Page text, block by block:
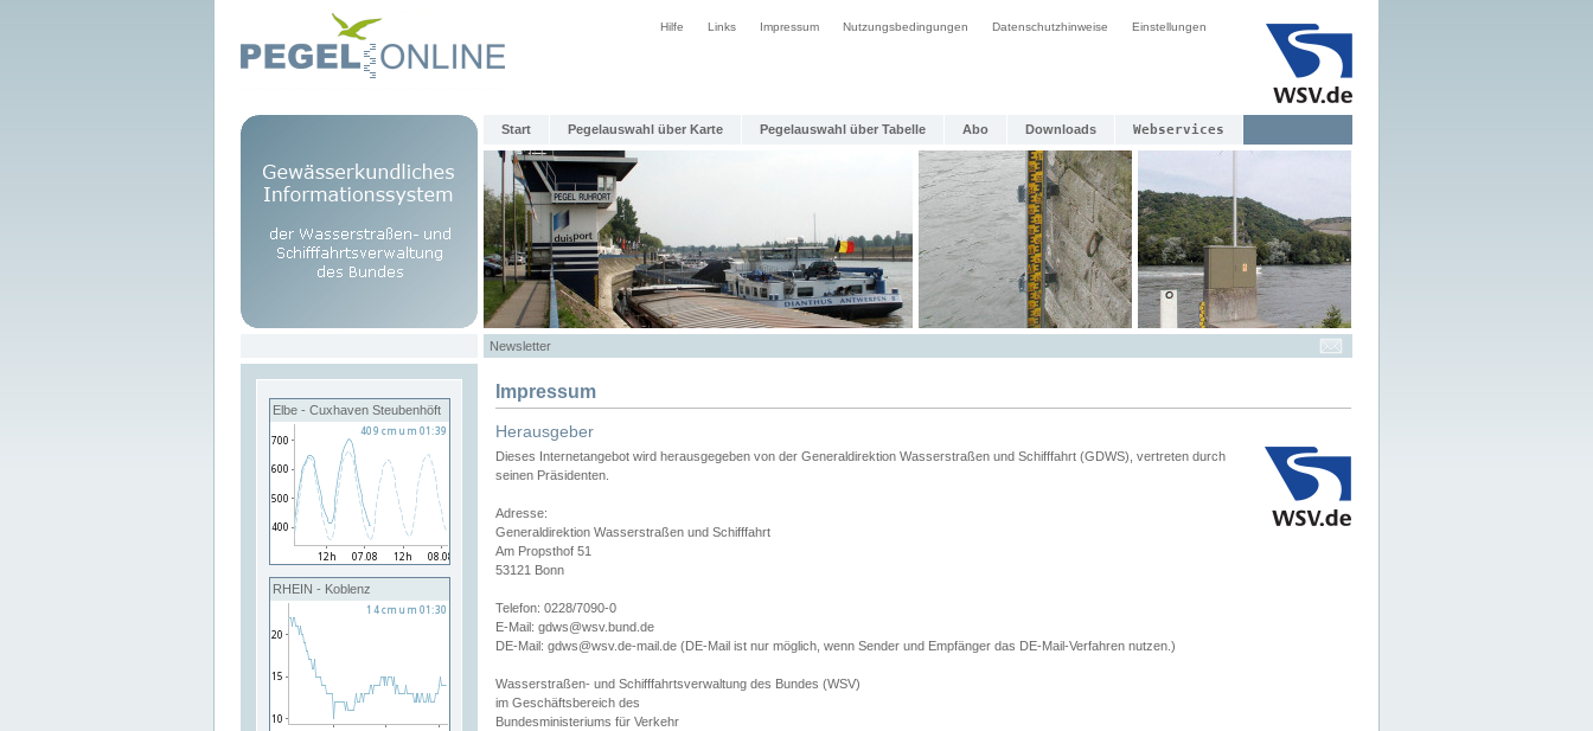
Hilfe Links Impressum Nutzungsbedingungen Datenschutzhinweise Einstellungen
Start Pegelauswahl über Karte Pegelauswahl über Tabelle Abo Downloads Webservices
Newsletter
Elbe - Cuxhaven Steubenhöft
RHEIN - Koblenz
Impressum
Herausgeber
Dieses Internetangebot wird herausgegeben von der Generaldirektion Wasserstraßen und Schifffahrt (GDWS), vertreten durch
seinen Präsidenten.
Adresse:
Generaldirektion Wasserstraßen und Schifffahrt
Am Propsthof 51
53121 Bonn
Telefon: 0228/7090-0
E-Mail: gdws@wsv.bund.de
DE-Mail: gdws@wsv.de-mail.de (DE-Mail ist nur möglich, wenn Sender und Empfänger das DE-Mail-Verfahren nutzen.)
Wasserstraßen- und Schifffahrtsverwaltung des Bundes (WSV)
im Geschäftsbereich des
Bundesministeriums für Verkehr